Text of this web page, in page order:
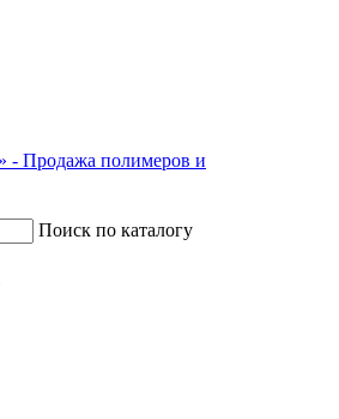
Поиск по каталогу